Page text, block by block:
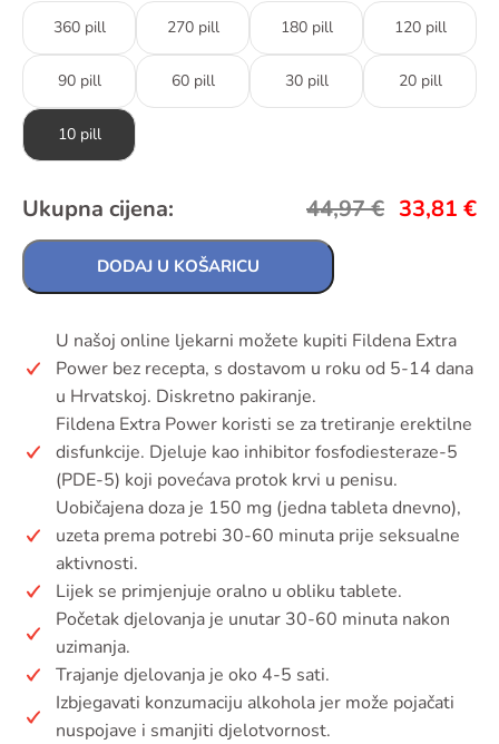
360 pill 270 pill 180 pill 120 pill
90 pill 60 pill 30 pill 20 pill
10 pill
Ukupna cijena: 44,97€ 33,81 €
DODAJ U KOŠARICU
U našoj online ljekarni možete kupiti Fildena Extra
Power bez recepta, s dostavom u roku od 5-14 dana
u Hrvatskoj. Diskretno pakiranje.
Fildena Extra Power koristi se za tretiranje erektilne
disfunkcije. Djeluje kao inhibitor fosfodiesteraze-5
(PDE-5) koji povećava protok krvi u penisu.
Uobičajena doza je 150 mg (jedna tableta dnevno),
uzeta prema potrebi 30-60 minuta prije seksualne
aktivnosti.
Lijek se primjenjuje oralno u obliku tablete.
Početak djelovanja je unutar 30-60 minuta nakon
uzimanja.
Trajanje djelovanja je oko 4-5 sati.
Izbjegavati konzumaciju alkohola jer može pojačati
nuspojave i smanjiti djelotvornost.